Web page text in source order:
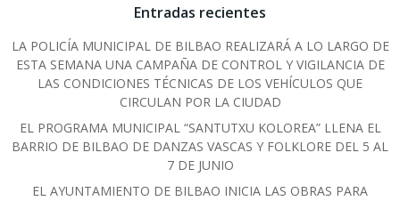
Entradas recientes
LA POLICÍA MUNICIPAL DE BILBAO REALIZARÁ A LO LARGO DE
ESTA SEMANA UNA CAMPAÑA DE CONTROL Y VIGILANCIA DE
LAS CONDICIONES TÉCNICAS DE LOS VEHÍCULOS QUE
CIRCULAN POR LA CIUDAD
EL PROGRAMA MUNICIPAL “SANTUTXU KOLOREA” LLENA EL
BARRIO DE BILBAO DE DANZAS VASCAS Y FOLKLORE DEL 5 AL
7 DE JUNIO
EL AYUNTAMIENTO DE BILBAO INICIA LAS OBRAS PARA